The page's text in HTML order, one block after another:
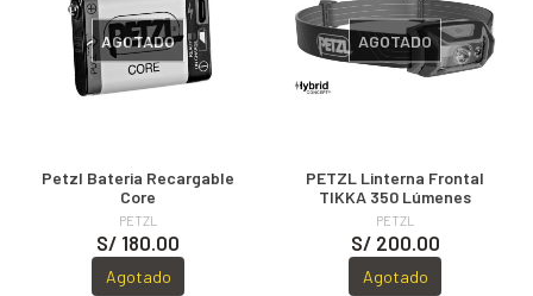
AGOTADO
Petzl Bateria Recargable
Core
PETZL
S/ 180.00
Agotado
AGOTADO
PETZL Linterna Frontal
TIKKA 350 Lúmenes
PETZL
S/ 200.00
Agotado